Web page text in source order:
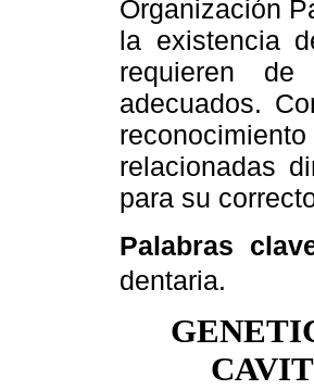
Organización
la existencia
requieren
adecuados.
relacionadas
para su
Palabras
dentaria.